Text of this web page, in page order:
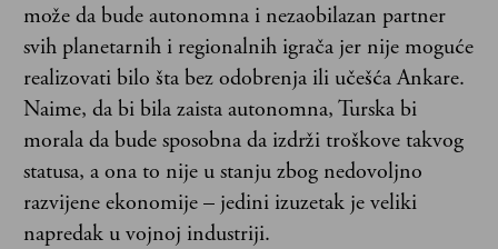
može da bude autonomna i nezaobilazan partner
svih planetarnih i regionalnih igrača jer nije moguće
realizovati bilo šta bez odobrenja ili učešća Ankare.
Naime, da bi bila zaista autonomna, Turska bi
morala da bude sposobna da izdrži troškove takvog
statusa, a ona to nije u stanju zbog nedovoljno
razvijene ekonomije – jedini izuzetak je veliki
napredak u vojnoj industriji.